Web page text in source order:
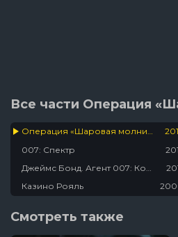
Все части Операция
Операция «Шаровая молния»
007: Спектр
Казино Рояль
Смотреть также